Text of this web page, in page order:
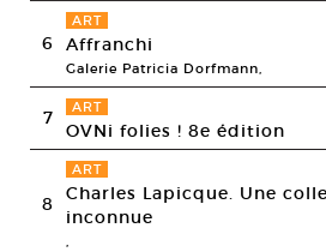
6
ART
Affranchi
Galerie Patricia Dorfmann,
7 ART
OVNi folies ! 8e édition
8
ART
Charles Lapicque. Une
inconnue
,